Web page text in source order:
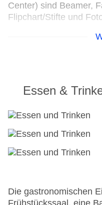
Center) sind Beamer,
Flipchart/Stifte und
Konferenzraum
Garage
Hotelsafe: ohne
WLAN/WiFi im Hotel
Lift
Zimmerservice:
Sonnenterrasse
Essen &
Die gastronomischen